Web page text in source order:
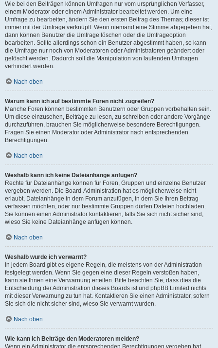
Wie bei den Beiträgen können Umfragen nur vom ursprünglichen Verfasser,
einem Moderator oder einem Administrator bearbeitet werden. Um eine
Umfrage zu bearbeiten, ändern Sie den ersten Beitrag des Themas; dieser ist
immer mit der Umfrage verknüpft. Wenn niemand eine Stimme abgegeben hat,
dann können Benutzer die Umfrage löschen oder die Umfrageoption
bearbeiten. Sollte allerdings schon ein Benutzer abgestimmt haben, so kann
die Umfrage nur noch von Moderatoren oder Administratoren geändert oder
gelöscht werden. Dadurch soll die Manipulation von laufenden Umfragen
verhindert werden.
Nach oben
Warum kann ich auf bestimmte Foren nicht zugreifen?
Manche Foren können bestimmten Benutzern oder Gruppen vorbehalten sein.
Um diese einzusehen, Beiträge zu lesen, zu schreiben oder andere Vorgänge
durchzuführen, brauchen Sie möglicherweise besondere Berechtigungen.
Fragen Sie einen Moderator oder Administrator nach entsprechenden
Berechtigungen.
Nach oben
Weshalb kann ich keine Dateianhänge anfügen?
Rechte für Dateianhänge können für Foren, Gruppen und einzelne Benutzer
vergeben werden. Die Board-Administration hat es möglicherweise nicht
erlaubt, Dateianhänge in dem Forum anzufügen, in dem Sie Ihren Beitrag
verfassen möchten, oder nur bestimmte Gruppen dürfen Dateien hochladen.
Sie können einen Administrator kontaktieren, falls Sie sich nicht sicher sind,
wieso Sie keine Dateianhänge anfügen können.
Nach oben
Weshalb wurde ich verwarnt?
In jedem Board gibt es eigene Regeln, die meistens von der Administration
festgelegt werden. Wenn Sie gegen eine dieser Regeln verstoßen haben,
kann sie Ihnen eine Verwarnung erteilen. Bitte beachten Sie, dass dies die
Entscheidung der Administration dieses Boards ist und phpBB Limited nichts
mit dieser Verwarnung zu tun hat. Kontaktieren Sie einen Administrator, sofern
Sie sich die nicht sicher sind, wieso Sie verwarnt wurden.
Nach oben
Wie kann ich Beiträge den Moderatoren melden?
Wenn ein Administrator die entsprechenden Berechtigungen vergeben hat,